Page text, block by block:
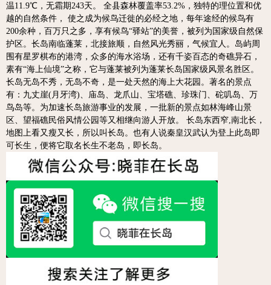
温11.9℃，无霜期243天。 全县森林覆盖率53.2%，独特的理位置和优
越的自然条件， 使之成为候鸟迁徙的必经之地，每年途经的候鸟有
200余种，百万只之多，享有候鸟“驿站”的美誉，被列为国家级自然保
护区。长岛南临蓬莱，北接旅顺，自然风光秀丽，气候宜人。岛屿周
围有星罗棋布的港湾，众多的海水浴场，还有千姿百态的奇礁异石，
素有“海上仙境”之称，它与蓬莱被列为蓬莱长岛国家级风景名胜区。
长岛无岛不秀，无岛不奇，是一处天然的海上大花园。著名的景点
有：九丈崖(月牙湾)、庙岛、龙爪山、宝塔礁、珍珠门、砣叽岛、万
鸟岛等。为加速长岛旅游事业的发展，一批新的景点如林海峰山景
区、望福礁民俗风情公园等又相继向游人开放。 长岛东西窄,南北长，
地图上看又瘦又长，所以叫长岛。也有人说秦皇汉武认为登上此岛即
可长生，便将它取名长生不老岛，即长岛。